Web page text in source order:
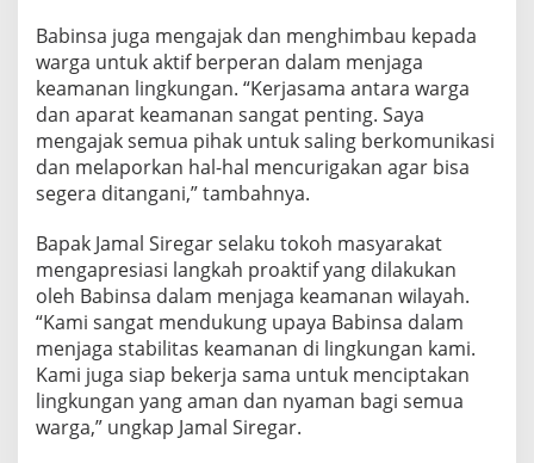
a
n
a
n
L
i
n
g
n
g
a
n
d
e
n
g
a
n
Babinsa juga mengajak dan menghimbau kepada
warga untuk aktif berperan dalam menjaga
keamanan lingkungan. “Kerjasama antara warga
dan aparat keamanan sangat penting. Saya
mengajak semua pihak untuk saling berkomunikasi
dan melaporkan hal-hal mencurigakan agar bisa
segera ditangani,” tambahnya.
Bapak Jamal Siregar selaku tokoh masyarakat
mengapresiasi langkah proaktif yang dilakukan
oleh Babinsa dalam menjaga keamanan wilayah.
“Kami sangat mendukung upaya Babinsa dalam
menjaga stabilitas keamanan di lingkungan kami.
Kami juga siap bekerja sama untuk menciptakan
lingkungan yang aman dan nyaman bagi semua
warga,” ungkap Jamal Siregar.